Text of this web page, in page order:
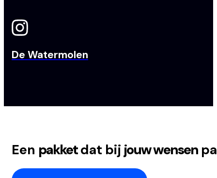
De Watermolen
Een pakketdat bij jouw wensen